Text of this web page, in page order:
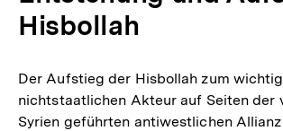
Hisbollah
Der Aufstieg der Hisbollah zum
nichtstaatlichen Akteur auf Seiten der
Syrien geführten antiwestlichen